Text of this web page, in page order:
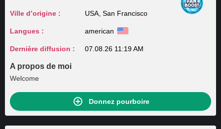
Ville d’origine : USA, San Francisco
Langues : american
Dernière diffusion : 07.08.26 11:19 AM
A propos de moi
Welcome
Donnez pourboire